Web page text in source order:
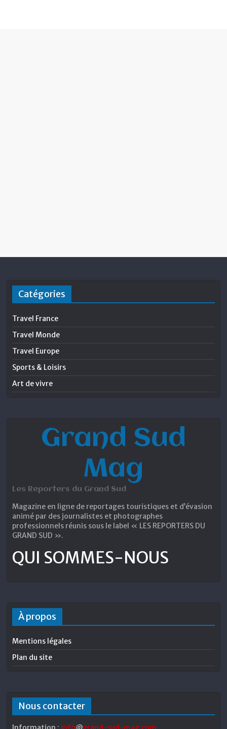
Catégories
Travel France
Travel Monde
Travel Europe
Sports & Loisirs
Art de vivre
Grand Sud
Mag
Les Reporters du Grand Sud
Magazine en ligne de reportages touristiques et d’évasion
animé par des journalistes et photographes
professionnels réunis sous le label « LES REPORTERS DU
GRAND SUD ».
QUI SOMMES-NOUS
À propos
Mentions légales
Plan du site
Nous contacter